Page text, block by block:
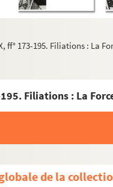
ff° 173-195. Filiations : La
195. Filiations : La
de la